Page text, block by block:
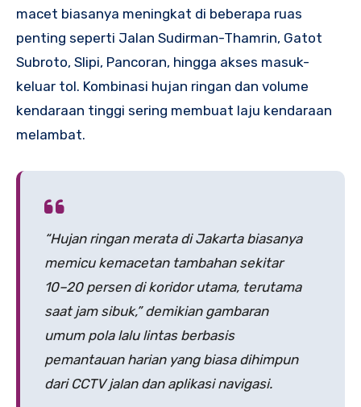
macet biasanya meningkat di beberapa ruas
penting seperti Jalan Sudirman-Thamrin, Gatot
Subroto, Slipi, Pancoran, hingga akses masuk-
keluar tol. Kombinasi hujan ringan dan volume
kendaraan tinggi sering membuat laju kendaraan
melambat.
“Hujan ringan merata di Jakarta biasanya
memicu kemacetan tambahan sekitar
10–20 persen di koridor utama, terutama
saat jam sibuk,” demikian gambaran
umum pola lalu lintas berbasis
pemantauan harian yang biasa dihimpun
dari CCTV jalan dan aplikasi navigasi.